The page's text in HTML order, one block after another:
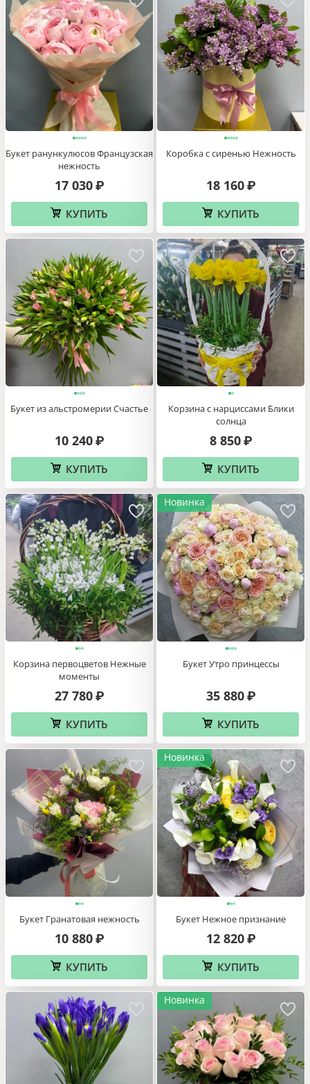
Букет ранункулюсов Французская
нежность
17 030 ₽
КУПИТЬ
Коробка с сиренью Нежность
18 160 ₽
КУПИТЬ
Букет из альстромерии Счастье
10 240 ₽
КУПИТЬ
Корзина с нарциссами Блики
солнца
8 850 ₽
КУПИТЬ
Корзина первоцветов Нежные
моменты
27 780 ₽
КУПИТЬ
Новинка
Букет Утро принцессы
35 880 ₽
КУПИТЬ
Букет Гранатовая нежность
10 880 ₽
КУПИТЬ
Новинка
Букет Нежное признание
12 820 ₽
КУПИТЬ
Новинка